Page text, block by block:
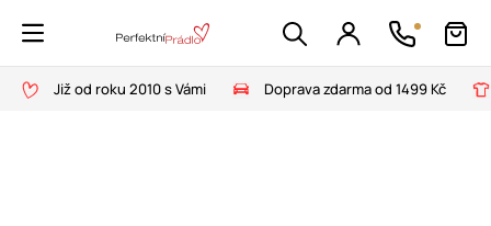
Již od roku 2010 s Vámi Doprava zdarma od 1499 Kč